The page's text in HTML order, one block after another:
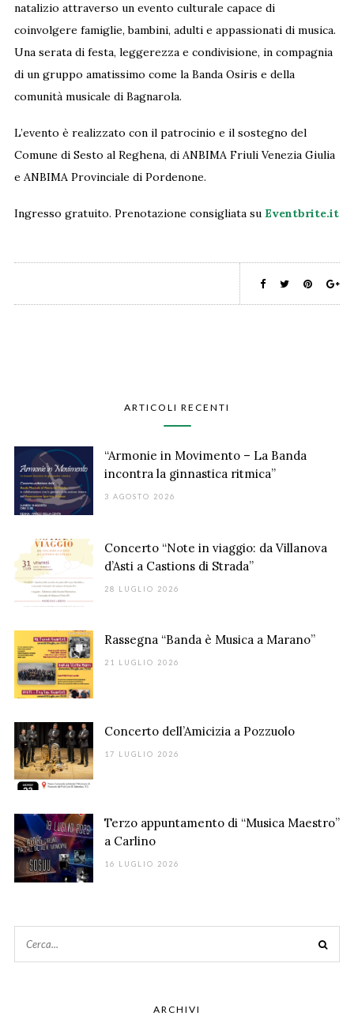
natalizio attraverso un evento culturale capace di
coinvolgere famiglie, bambini, adulti e appassionati di musica.
Una serata di festa, leggerezza e condivisione, in compagnia
di un gruppo amatissimo come la Banda Osiris e della
comunità musicale di Bagnarola.
L’evento è realizzato con il patrocinio e il sostegno del
Comune di Sesto al Reghena, di ANBIMA Friuli Venezia Giulia
e ANBIMA Provinciale di Pordenone.
Ingresso gratuito. Prenotazione consigliata suEventbrite.it
ARTICOLI RECENTI
“Armonie in Movimento – La Banda
incontra la ginnastica ritmica”
3 AGOSTO 2026
Concerto “Note in viaggio: da Villanova
d’Asti a Castions di Strada”
28 LUGLIO 2026
Rassegna “Banda è Musica a Marano”
21 LUGLIO 2026
Concerto dell’Amicizia a Pozzuolo
17 LUGLIO 2026
Terzo appuntamento di “Musica Maestro”
a Carlino
16 LUGLIO 2026
ARCHIVI